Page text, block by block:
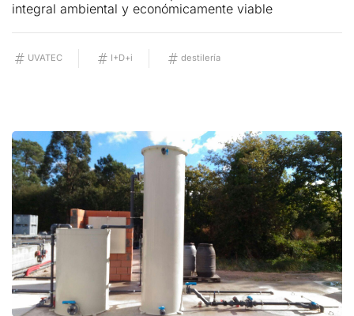
integral ambiental y económicamente viable
UVATEC I+D+i destilería